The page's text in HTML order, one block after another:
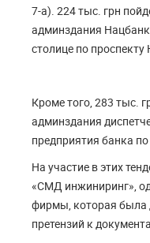
7-а). 224 тыс. грн
админздания
столице по проспекту
Кроме того, 283 тыс.
админздания
предприятия банка по
На участие в этих
«СМД инжиниринг»,
фирмы, которая была
претензий к